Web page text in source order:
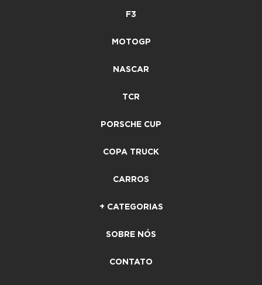
F3
MOTOGP
NASCAR
TCR
PORSCHE CUP
COPA TRUCK
CARROS
+ CATEGORIAS
SOBRE NÓS
CONTATO